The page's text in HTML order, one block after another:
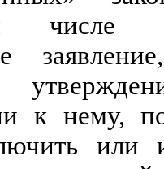
числе
к нему,
или